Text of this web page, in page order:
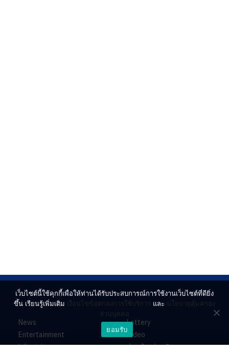
News
Entertainment
Lifestyle
Lottery
Video
ร่วมด้วยช่วยกัน
เว็บไซต์นี้ใช้คุกกี้เพื่อให้ท่านได้รับประสบการณ์การใช้งานเว็บไซต์ที่ดียิ่ง
ขึ้น เรียนรู้เพิ่มเติม เงื่อนไขข้อตกลงการใช้บริการ และ นโยบายคุ้มครอง
ส่วนบุคคล
ยอมรับ